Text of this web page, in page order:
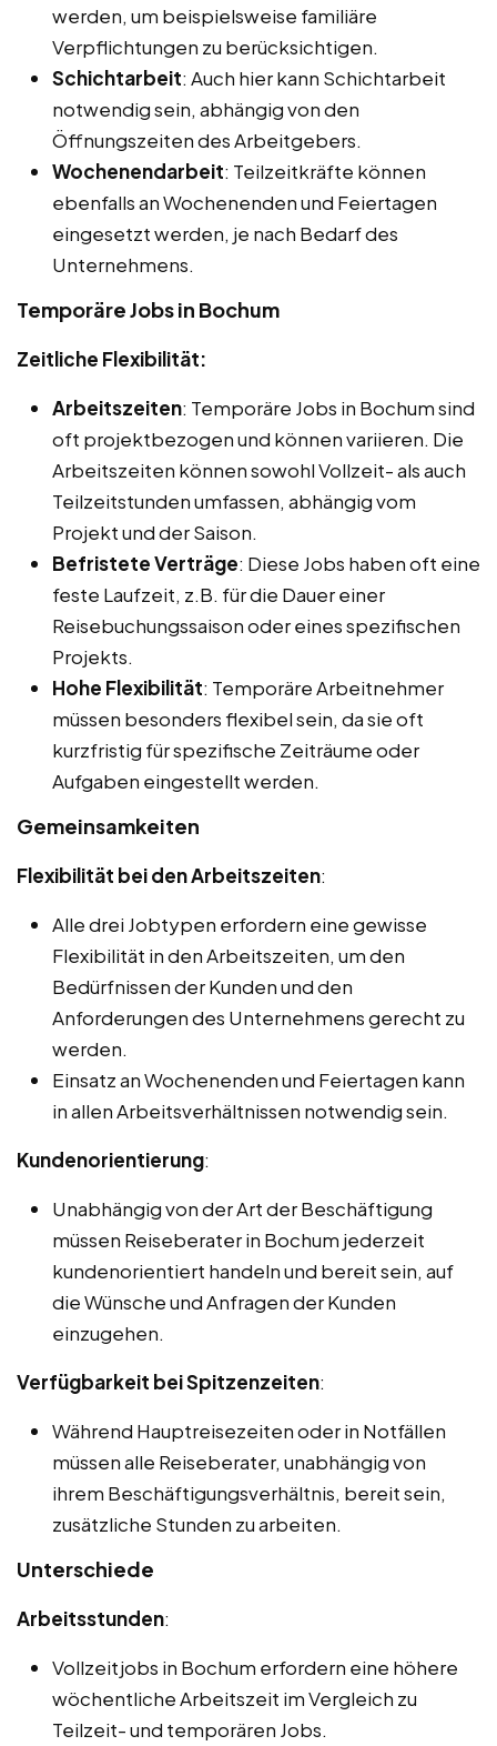
werden, um beispielsweise familiäre
Verpflichtungen zu berücksichtigen.
Schichtarbeit: Auch hier kann Schichtarbeit
notwendig sein, abhängig von den
Öffnungszeiten des Arbeitgebers.
Wochenendarbeit: Teilzeitkräfte können
ebenfalls an Wochenenden und Feiertagen
eingesetzt werden, je nach Bedarf des
Unternehmens.
Temporäre Jobs in Bochum
Zeitliche Flexibilität:
Arbeitszeiten: Temporäre Jobs in Bochum sind
oft projektbezogen und können variieren. Die
Arbeitszeiten können sowohl Vollzeit- als auch
Teilzeitstunden umfassen, abhängig vom
Projekt und der Saison.
Befristete Verträge: Diese Jobs haben oft eine
feste Laufzeit, z.B. für die Dauer einer
Reisebuchungssaison oder eines spezifischen
Projekts.
Hohe Flexibilität: Temporäre Arbeitnehmer
müssen besonders flexibel sein, da sie oft
kurzfristig für spezifische Zeiträume oder
Aufgaben eingestellt werden.
Gemeinsamkeiten
Flexibilität bei den Arbeitszeiten:
Alle drei Jobtypen erfordern eine gewisse
Flexibilität in den Arbeitszeiten, um den
Bedürfnissen der Kunden und den
Anforderungen des Unternehmens gerecht zu
werden.
Einsatz an Wochenenden und Feiertagen kann
in allen Arbeitsverhältnissen notwendig sein.
Kundenorientierung:
Unabhängig von der Art der Beschäftigung
müssen Reiseberater in Bochum jederzeit
kundenorientiert handeln und bereit sein, auf
die Wünsche und Anfragen der Kunden
einzugehen.
Verfügbarkeit bei Spitzenzeiten:
Während Hauptreisezeiten oder in Notfällen
müssen alle Reiseberater, unabhängig von
ihrem Beschäftigungsverhältnis, bereit sein,
zusätzliche Stunden zu arbeiten.
Unterschiede
Arbeitsstunden:
Vollzeitjobs in Bochum erfordern eine höhere
wöchentliche Arbeitszeit im Vergleich zu
Teilzeit- und temporären Jobs.